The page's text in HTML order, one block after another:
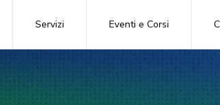
Servizi Eventi e Corsi